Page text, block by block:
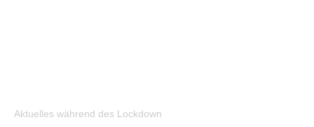
Aktuelles während des Lockdown